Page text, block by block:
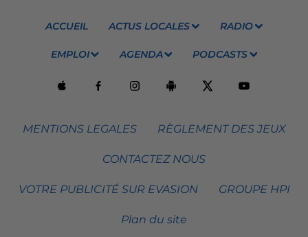
ACCUEIL ACTUS LOCALES RADIO
EMPLOI AGENDA PODCASTS
MENTIONS LEGALES RÈGLEMENT DES JEUX
CONTACTEZ NOUS
VOTRE PUBLICITÉ SUR EVASION GROUPE HPI
Plan du site